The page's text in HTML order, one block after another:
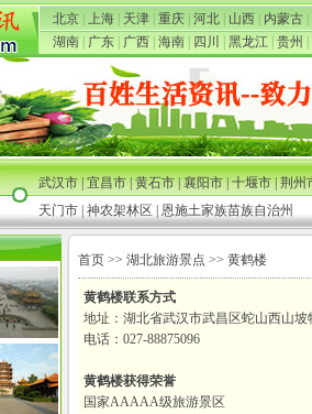
北京 上海 天津 重庆 河北 山西 内蒙古
湖南
广东 广西 海南 四川 黑龙江 贵州
武汉市|宜昌市|黄石市|襄阳市|十堰市|荆州
天门市 神农架林区 恩施土家族苗族自治州
首页 >> 湖北旅游景点 >> 黄鹤楼
黄鹤楼联系方式
地址：湖北省武汉市武昌区蛇山西山坡
电话：027-88875096
黄鹤楼获得荣誉
国家AAAAA级旅游景区